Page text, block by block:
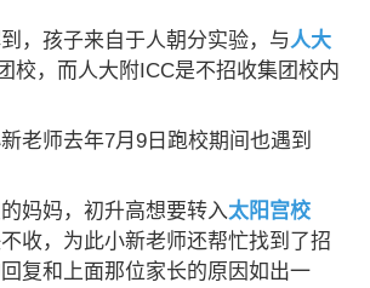
，孩子来自于人朝分实验，与人大
校，而人大附ICC是不招收集团校内
老师去年7月9日跑校期间也遇到
妈妈，初升高想要转入太阳宫校
收，为此小新老师还帮忙找到了招
复和上面那位家长的原因如出一